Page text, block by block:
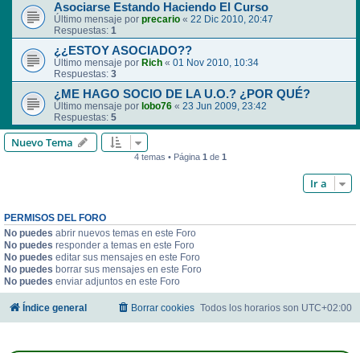
Asociarse Estando Haciendo El Curso
Último mensaje por precario « 22 Dic 2010, 20:47
Respuestas: 1
¿¿ESTOY ASOCIADO??
Último mensaje por Rich « 01 Nov 2010, 10:34
Respuestas: 3
¿ME HAGO SOCIO DE LA U.O.? ¿POR QUÉ?
Último mensaje por lobo76 « 23 Jun 2009, 23:42
Respuestas: 5
Nuevo Tema
4 temas • Página 1de 1
Ir a
PERMISOS DEL FORO
No puedes abrir nuevos temas en este Foro
No puedes responder a temas en este Foro
No puedes editar sus mensajes en este Foro
No puedes borrar sus mensajes en este Foro
No puedes enviar adjuntos en este Foro
Índice general Todos los horarios son UTC+02:00
Borrar cookies